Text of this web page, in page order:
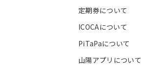
定期券について
ICOCAについて
PiTaPaについて
山陽アプリについて